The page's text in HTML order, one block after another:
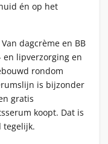
én op het
dagcrème en BB
en lipverzorging en
rondom
is bijzonder
gratis
koopt. Dat is
tegelijk.